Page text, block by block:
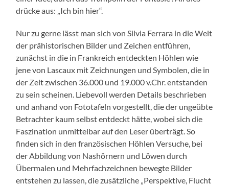
drücke aus: „Ich bin hier“.
Nur zu gerne lässt man sich von Silvia Ferrara in die Welt
der prähistorischen Bilder und Zeichen entführen,
zunächst in die in Frankreich entdeckten Höhlen wie
jene von Lascaux mit Zeichnungen und Symbolen, die in
der Zeit zwischen 36.000 und 19.000 v.Chr. entstanden
zu sein scheinen. Liebevoll werden Details beschrieben
und anhand von Fototafeln vorgestellt, die der ungeübte
Betrachter kaum selbst entdeckt hätte, wobei sich die
Faszination unmittelbar auf den Leser überträgt. So
finden sich in den französischen Höhlen Versuche, bei
der Abbildung von Nashörnern und Löwen durch
Übermalen und Mehrfachzeichnen bewegte Bilder
entstehen zu lassen, die zusätzliche „Perspektive, Flucht